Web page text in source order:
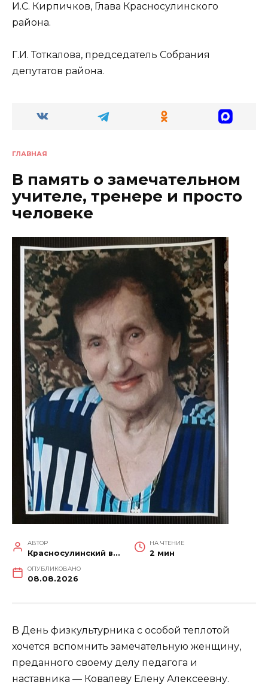
И.С. Кирпичков, Глава Красносулинского
района.
Г.И. Тоткалова, председатель Собрания
депутатов района.
ГЛАВНАЯ
В память о замечательном
учителе, тренере и просто
человеке
АВТОР
Красносулинский вестник
НА ЧТЕНИЕ
2 мин
ОПУБЛИКОВАНО
08.08.2026
В День физкультурника с особой теплотой
хочется вспомнить замечательную женщину,
преданного своему делу педагога и
наставника — Ковалеву Елену Алексеевну.